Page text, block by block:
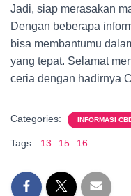
Jadi, siap merasakan
Dengan beberapa
bisa membantumu
yang tepat. Selamat
ceria dengan hadirnya
Categories: INFORMASI
Tags: 13 15 16